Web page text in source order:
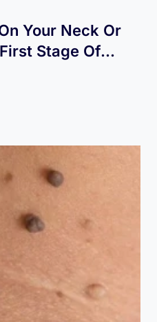
Your Neck Or
Stage Of...